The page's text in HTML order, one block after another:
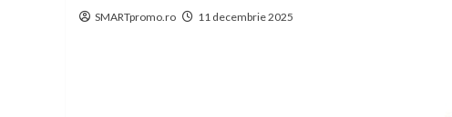
SMARTpromo.ro 11 decembrie 2025